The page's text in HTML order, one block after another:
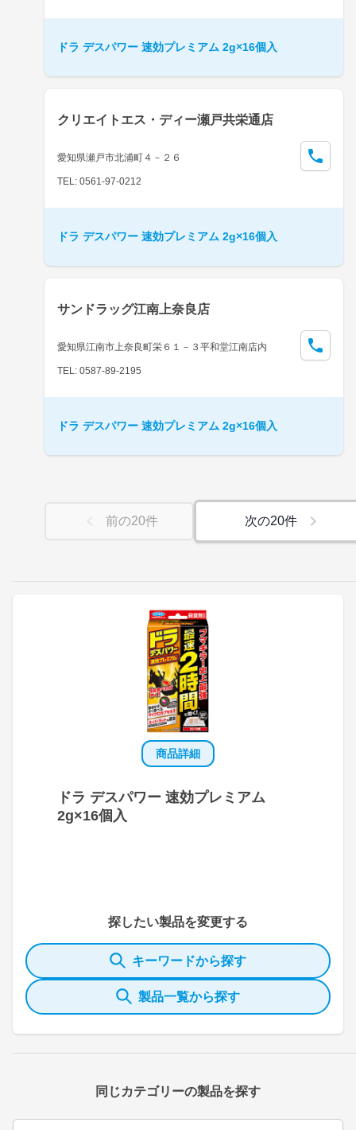
商品詳細
ドラ デスパワー 速効プレミアム
2g×16個入
探したい製品を変更する
キーワードから探す
製品一覧から探す
同じカテゴリーの製品を探す
ドラ デスパワー 速効プレミアム 2g×16個入
クリエイトエス・ディー瀬戸共栄通店
愛知県瀬戸市北浦町４－２６
TEL: 0561-97-0212
ドラ デスパワー 速効プレミアム 2g×16個入
サンドラッグ江南上奈良店
愛知県江南市上奈良町栄６１－３平和堂江南店内
TEL: 0587-89-2195
ドラ デスパワー 速効プレミアム 2g×16個入
前の20件 次の20件